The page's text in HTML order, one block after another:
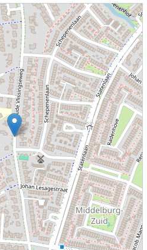
51.48577 / 3.61099 Oude